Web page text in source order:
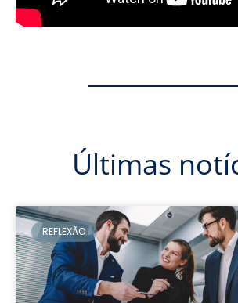
Últimas
REFLEXÃO